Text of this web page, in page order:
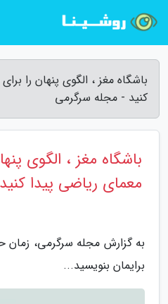
باشگاه مغز ، الگوی پنهان را
کنید - مجله سرگرمی
باشگاه مغز ، الگوی
معمای ریاضی پیدا کنید
به گزارش مجله سرگرمی،
برایمان بنویسید...